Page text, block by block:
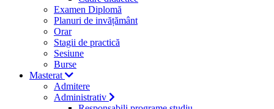
Examen Diplomă
Planuri de invățământ
Orar
Stagii de practică
Sesiune
Burse
Masterat
Admitere
Administrativ